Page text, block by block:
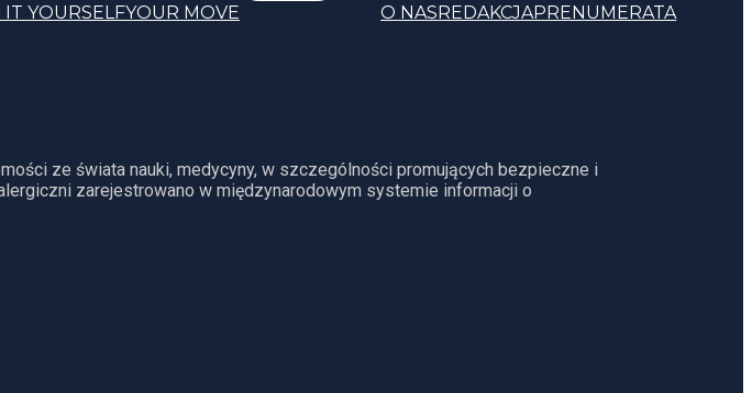
IT YOURSELFYOUR MOVE
O NASREDAKCJAPRENUMERATA
ze świata nauki, medycyny, w szczególności promujących bezpieczne i
zarejestrowano w międzynarodowym systemie informacji o